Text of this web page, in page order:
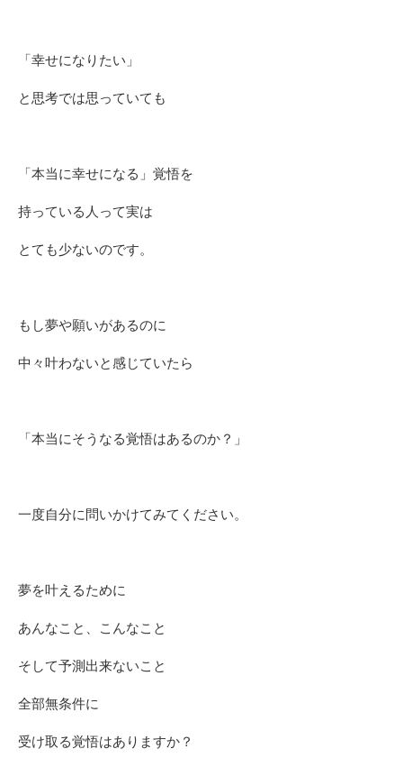
「幸せになりたい」
と思考では思っていても
「本当に幸せになる」覚悟を
持っている人って実は
とても少ないのです。
もし夢や願いがあるのに
中々叶わないと感じていたら
「本当にそうなる覚悟はあるのか？」
一度自分に問いかけてみてください。
夢を叶えるために
あんなこと、こんなこと
そして予測出来ないこと
全部無条件に
受け取る覚悟はありますか？